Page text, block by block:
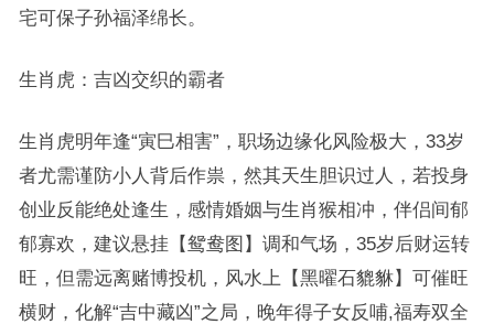
宅可保子孙福泽绵长。
生肖虎：吉凶交织的霸者
生肖虎明年逢“寅巳相害”，职场边缘化风险极大，33岁
者尤需谨防小人背后作祟，然其天生胆识过人，若投身
创业反能绝处逢生，感情婚姻与生肖猴相冲，伴侣间郁
郁寡欢，建议悬挂【鸳鸯图】调和气场，35岁后财运转
旺，但需远离赌博投机，风水上【黑曜石貔貅】可催旺
横财，化解“吉中藏凶”之局，晚年得子女反哺,福寿双全